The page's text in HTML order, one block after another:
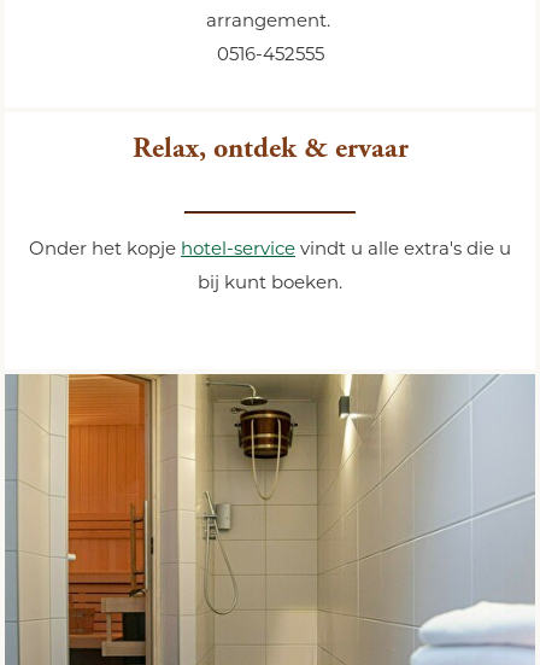
arrangement.
0516-452555
Relax, ontdek & ervaar
Onder het kopje hotel-service vindt u alle extra's die u
bij kunt boeken.